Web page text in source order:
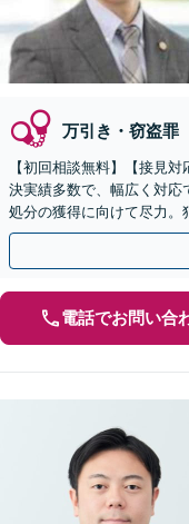
万引き・窃盗罪
【初回相談無料】【接見
決実績多数で、幅広く対応
処分の獲得に向けて尽力。
す【夜間・休日面談可】【
電話でお問い合